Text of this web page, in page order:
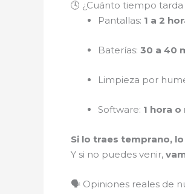
🕓 ¿Cuánto tiempo
Pantallas: 1 a 2
Baterías: 30 a 40
Limpieza por
Software: 1 hora
Si lo traes temprano,
Y si no puedes venir,
🗣️ Opiniones reales de